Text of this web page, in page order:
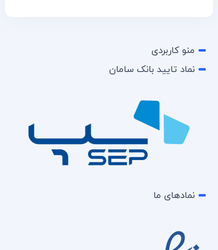
منو کاربردی
نماد تایید بانک سامان
نمادهای ما